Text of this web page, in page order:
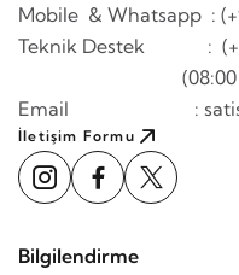
Mobile & Whatsapp :
Teknik Destek :
(08:00 -- 17:30
Email :
İletişim Formu
Bilgilendirme